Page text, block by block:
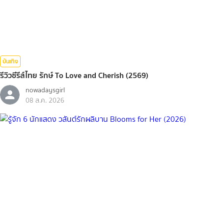
บันเทิง
รีวิวซีรีส์ไทย รักษ์ To Love and Cherish (2569)
nowadaysgirl
08 ส.ค. 2026